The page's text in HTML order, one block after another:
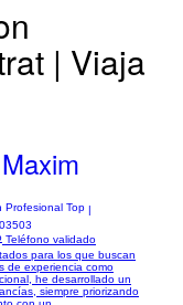
| Viaja
|
Teléfono validado
para los que buscan
de experiencia como
he desarrollado un
siempre priorizando